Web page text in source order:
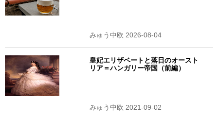
みゅう中欧 2026-08-04
皇妃エリザベートと落日のオースト
リア＝ハンガリー帝国（前編）
みゅう中欧 2021-09-02